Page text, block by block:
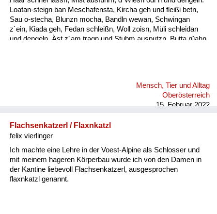
Loatan-steign ban Meschafensta, Kircha geh und fleißi betn,
Sau o-stecha, Blunzn mocha, Bandln wewan, Schwingan
z`ein, Kiada geh, Fedan schleißn, Woll zoisn, Müli schleidan
und dengeln. Äst z´am tragn und Stubm ausputzn, Butta rüahn
z´lacha, da kimmt ma kam zan Kinamocha. Da Herbst klopft
langsam a, d´Schwalbm fliagn scho davo, wann glei da
Mensch, Tier und Alltag
Oberösterreich
15. Februar 2022
Flachsenkatzerl / Flaxnkatzl
felix vierlinger
Ich machte eine Lehre in der Voest-Alpine als Schlosser und
mit meinem hageren Körperbau wurde ich von den Damen in
der Kantine liebevoll Flachsenkatzerl, ausgesprochen
flaxnkatzl genannt.